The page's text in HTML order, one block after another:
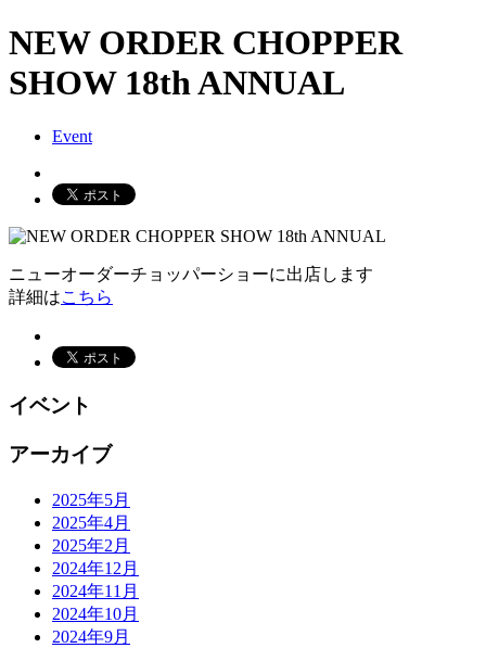
NEW ORDER CHOPPER
SHOW 18th ANNUAL
Event
ニューオーダーチョッパーショーに出店します
詳細はこちら
イベント
アーカイブ
2025年5月
2025年4月
2025年2月
2024年12月
2024年11月
2024年10月
2024年9月